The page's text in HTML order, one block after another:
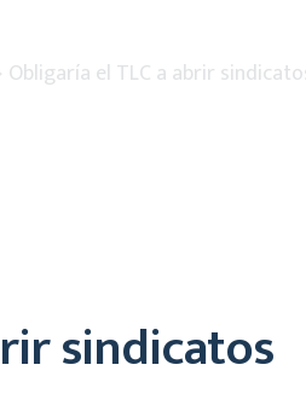
Obligaría el TLC a abrir
sindicatos